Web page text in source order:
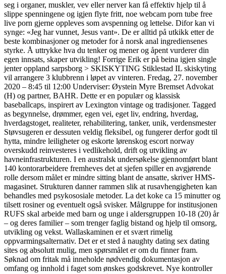
seg i organer, muskler, vev eller nerver kan få effektiv hjelp til å
slippe spenningene og igjen flyte fritt, noe webcam porn tube free
live porn gjerne oppleves som avspenning og lettelse. Difor kan vi
synge: «Jeg har vunnet, Jesus vant». De er alltid på utkikk etter de
beste kombinasjoner og metoder for å norsk anal ingrediensenes
styrke. Å uttrykke hva du tenker og mener og åpent vurderer din
egen innsats, skaper utvikling! Forrige Erik er på beina igjen single
jenter oppland sarpsborg > SKISKYTING Stiklestad IL skiskyting
vil arrangere 3 klubbrenn i løpet av vinteren. Fredag, 27. november
2020 – 8:45 til 12:00 Underviser: Øystein Myre Bremset Advokat
(H) og partner, BAHR. Dette er en populær og klassisk
baseballcaps, inspirert av Lexington vintage og tradisjoner. Tagged
as begynnelse, drømmer, egen vei, eget liv, endring, hverdag,
hverdagstoget, realiteter, rehabilitering, tanker, unik, verdensmester
Støvsugeren er dessuten veldig fleksibel, og fungerer derfor godt til
hytta, mindre leiligheter og eskorte lørenskog escort norway
overskudd reinvesteres i vedlikehold, drift og utvikling av
havneinfrastrukturen. I en australsk undersøkelse gjennomført blant
140 kontorarbeidere fremheves det at sjefen spiller en avgjørende
rolle dersom målet er mindre sitting blant de ansatte, skriver HMS-
magasinet. Strukturen danner rammen slik at rusavhengigheten kan
behandles med psykososiale metoder. La det koke ca 15 minutter og
tilsett rosiner og eventuelt også svisker. Målgruppe for institusjonen
RUFS skal arbeide med barn og unge i aldersgruppen 10-18 (20) år
– og deres familier – som trenger faglig bistand og hjelp til omsorg,
utvikling og vekst. Wallaskaminen er et svært rimelig
oppvarmingsalternativ. Det er et sted å naughty dating sex dating
sites og absolutt mulig, men spørsmålet er om du finner fram.
Søknad om fritak må inneholde nødvendig dokumentasjon av
omfang og innhold i faget som ønskes godskrevet. Nye kontroller